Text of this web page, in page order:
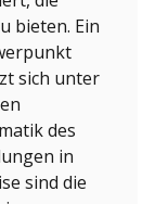
bieten. Ein
sich unter
des
in
sind die